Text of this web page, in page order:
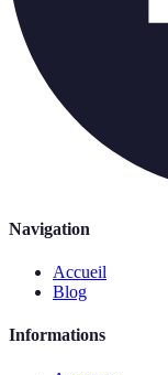
Navigation
Accueil
Blog
Informations